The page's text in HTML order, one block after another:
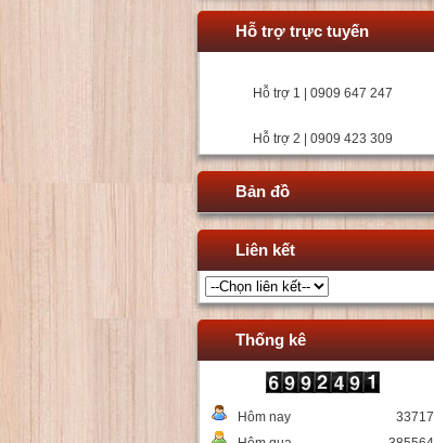
Hỗ trợ trực tuyến
Hỗ trợ 1 | 0909 647 247
Hỗ trợ 2 | 0909 423 309
Bản đồ
Liên kết
Thống kê
Hôm nay
33717